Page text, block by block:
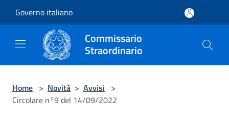
Governo italiano
Commissario
Straordinario
Home > Novità > Avvisi >
Circolare n°9 del 14/09/2022